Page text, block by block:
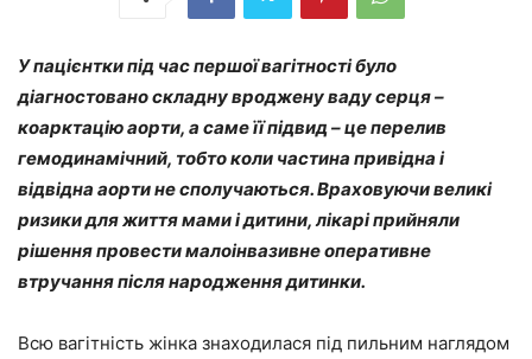
У пацієнтки під час першої вагітності було
діагностовано складну вроджену ваду серця –
коарктацію аорти, а саме її підвид – це перелив
гемодинамічний, тобто коли частина привідна і
відвідна аорти не сполучаються. Враховуючи великі
ризики для життя мами і дитини, лікарі прийняли
рішення провести малоінвазивне оперативне
втручання після народження дитинки.
Всю вагітність жінка знаходилася під пильним наглядом